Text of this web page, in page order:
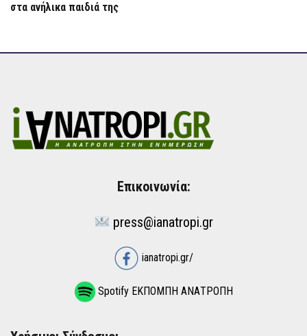
στα ανήλικα παιδιά της
Επικοινωνία:
press@ianatropi.gr
ianatropi.gr/
Spotify ΕΚΠΟΜΠΗ ΑΝΑΤΡΟΠΗ